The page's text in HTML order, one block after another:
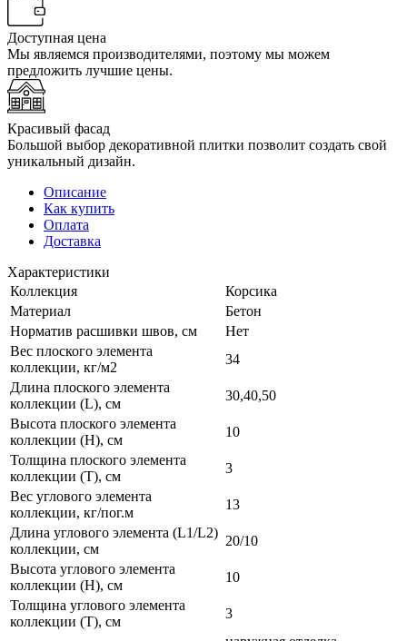
Доступная цена
Мы являемся производителями, поэтому мы можем
предложить лучшие цены.
Красивый фасад
Большой выбор декоративной плитки позволит создать свой
уникальный дизайн.
Описание
Как купить
Оплата
Доставка
Характеристики
Коллекция
Корсика
Материал
Бетон
Норматив расшивки швов, см
Нет
Вес плоского элемента
коллекции, кг/м2
34
Длина плоского элемента
коллекции (L), см
30,40,50
Высота плоского элемента
коллекции (H), см
10
Толщина плоского элемента
коллекции (T), см
3
Вес углового элемента
коллекции, кг/пог.м
13
Длина углового элемента (L1/L2)
коллекции, см
20/10
Высота углового элемента
коллекции (H), см
10
Толщина углового элемента
коллекции (T), см
3